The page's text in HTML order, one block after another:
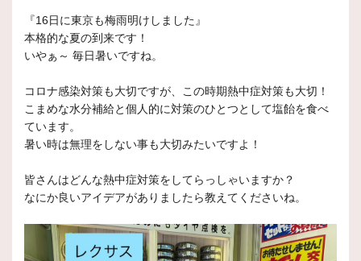
『16日に東京も梅雨明けしました』
本格的な夏の到来です！
いやぁ～ 毎日暑いですね。
コロナ感染対策も大切ですが、この時期熱中症対策も大切！
こまめな水分補給と個人的に対策のひとつとして塩飴を食べ
ています。
暑い時は無理をしない事も大切みたいですよ！
皆さんはどんな熱中症対策をしてらっしゃいますか？
なにか良いアイデアがありましたら教えてくださいね。